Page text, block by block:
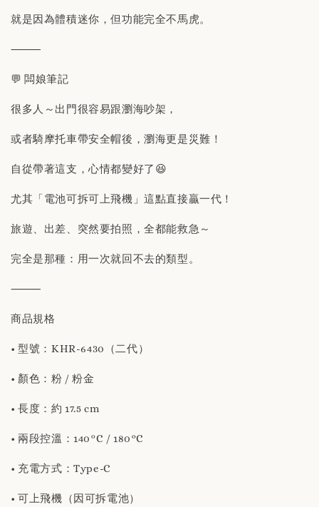
就是因為體積迷你，但功能完全不馬虎。
⸻
💬 闆娘筆記
很多人～出門很容易跟瀏海吵架，
或者騎摩托車帶安全帽後，瀏海更是災難！
自從帶著這支，心情都變好了😆
尤其「電池可拆可上飛機」這點直接贏一代！
旅遊、出差、突然要拍照，全都能救急～
完全是那種：用一次就回不去的類型。
⸻
商品規格
• 型號：KHR-6430（二代）
• 顏色：粉 / 粉金
• 長度：約 17.5 cm
• 兩段控溫：140°C / 180°C
• 充電方式：Type-C
• 可上飛機（因可拆電池）